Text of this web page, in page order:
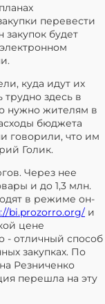
перевести
будет
куда идут их
здесь в
нужно жителям в
бюджета
говорили, что им
Голик.
Через нее
и до 1,3 млн.
в режиме он-
bi.prozorro.org/ и
цене
- отличный способ
закупках. По
Резниченко
перешла на эту